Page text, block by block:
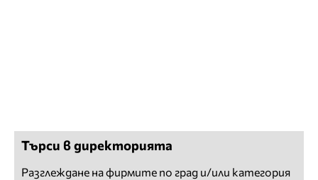
Търси в директорията
Разглеждане на фирмите по град и/или категория